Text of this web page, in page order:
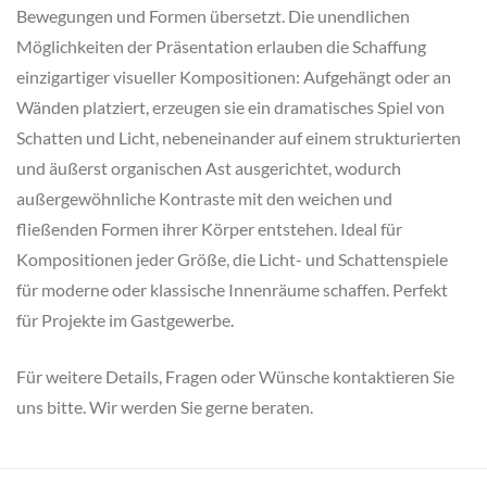
Bewegungen und Formen übersetzt. Die unendlichen
Möglichkeiten der Präsentation erlauben die Schaffung
einzigartiger visueller Kompositionen: Aufgehängt oder an
Wänden platziert, erzeugen sie ein dramatisches Spiel von
Schatten und Licht, nebeneinander auf einem strukturierten
und äußerst organischen Ast ausgerichtet, wodurch
außergewöhnliche Kontraste mit den weichen und
fließenden Formen ihrer Körper entstehen. Ideal für
Kompositionen jeder Größe, die Licht- und Schattenspiele
für moderne oder klassische Innenräume schaffen. Perfekt
für Projekte im Gastgewerbe.
Für weitere Details, Fragen oder Wünsche kontaktieren Sie
uns bitte. Wir werden Sie gerne beraten.